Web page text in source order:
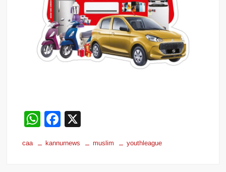
W
at
F
c
caa kannurnews muslim youthleague